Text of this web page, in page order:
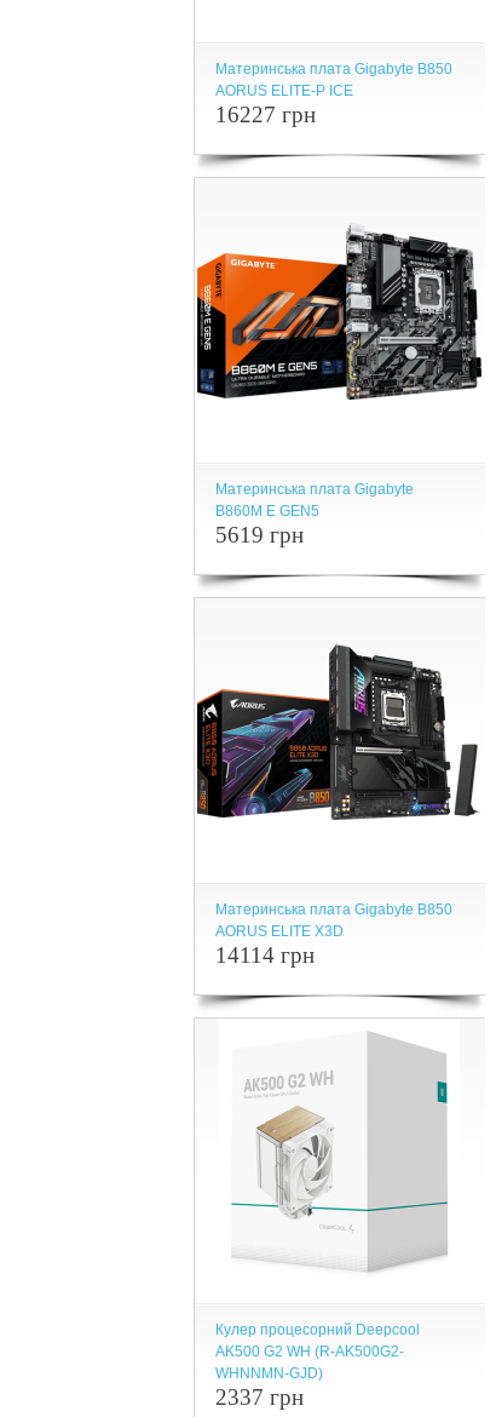
Материнська плата Gigabyte B850
AORUS ELITE-P ICE
16227 грн
Материнська плата Gigabyte
B860M E GEN5
5619 грн
Материнська плата Gigabyte B850
AORUS ELITE X3D
14114 грн
Кулер процесорний Deepcool
AK500 G2 WH (R-AK500G2-
WHNNMN-GJD)
2337 грн